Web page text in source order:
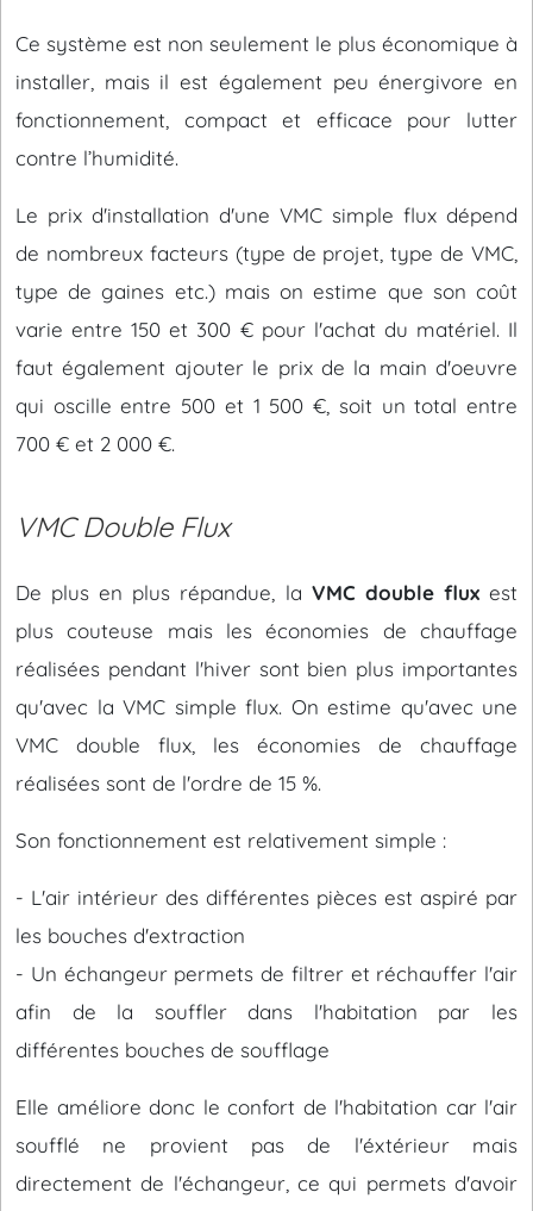
Ce système est non seulement le plus économique à
installer, mais il est également peu énergivore en
fonctionnement, compact et efficace pour lutter
contre l’humidité.
Le prix d'installation d'une VMC simple flux dépend
de nombreux facteurs (type de projet, type de VMC,
type de gaines etc.) mais on estime que son coût
varie entre 150 et 300 € pour l'achat du matériel. Il
faut également ajouter le prix de la main d'oeuvre
qui oscille entre 500 et 1 500 €, soit un total entre
700 € et 2 000 €.
VMC Double Flux
De plus en plus répandue, la VMC double fluxest
plus couteuse mais les économies de chauffage
réalisées pendant l'hiver sont bien plus importantes
qu'avec la VMC simple flux. On estime qu'avec une
VMC double flux, les économies de chauffage
réalisées sont de l'ordre de 15 %.
Son fonctionnement est relativement simple :
- L'air intérieur des différentes pièces est aspiré par
les bouches d'extraction
- Un échangeur permets de filtrer et réchauffer l'air
afin de la souffler dans l'habitation par les
différentes bouches de soufflage
Elle améliore donc le confort de l'habitation car l'air
soufflé ne provient pas de l'éxtérieur mais
directement de l'échangeur, ce qui permets d'avoir